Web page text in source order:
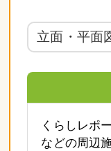
立面・平面
くらしレポ
などの周辺